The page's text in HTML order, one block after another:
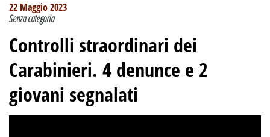
22 Maggio 2023
Senza categoria
Controlli straordinari dei
Carabinieri. 4 denunce e 2
giovani segnalati